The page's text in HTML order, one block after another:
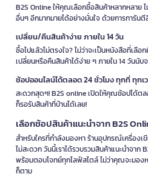
B2S Online ให้คุณเลือกซื้อสินค้าหลากหลาย
อื่นๆ อีกมากมายได้อย่างมั่นใจ ด้วยการการัน
เปลี่ยน/คืนสินค้าง่าย ภายใน 14 วัน
ซื้อไปแล้วไม่ตรงใจ? ไม่ว่าจะเป็นหนังสือที่เ
เปลี่ยนหรือคืนสินค้าได้ง่าย ๆ ภายใน 14 วันนับ
ช้อปออนไลน์ได้ตลอด 24 ชั่วโมง ทุกที่ ทุกเ
สะดวกสุดๆ! B2S online เปิดให้คุณช้อปได้ต
ก็รอรับสินค้าที่บ้านได้เลย!
เลือกช้อปสินค้าแนะนำจาก B2S
สำหรับใครที่กำลังมองหา ร้านอุปกรณ์เครื่องเ
ไม่สะดวก วันนี้เราได้รวบรวมสินค้าแนะนำจา
พร้อมตอบโจทย์ทุกไลฟ์สไตล์ ไม่ว่าคุณจะมอง
ก็ตาม